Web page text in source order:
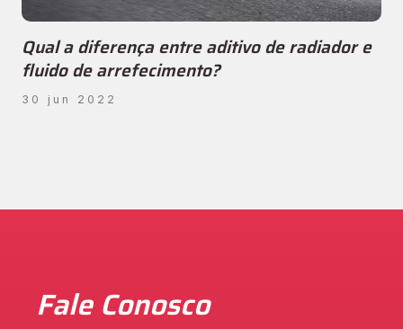
Qual a diferença entre aditivo de radiador e
fluido de arrefecimento?
30 jun 2022
Fale Conosco